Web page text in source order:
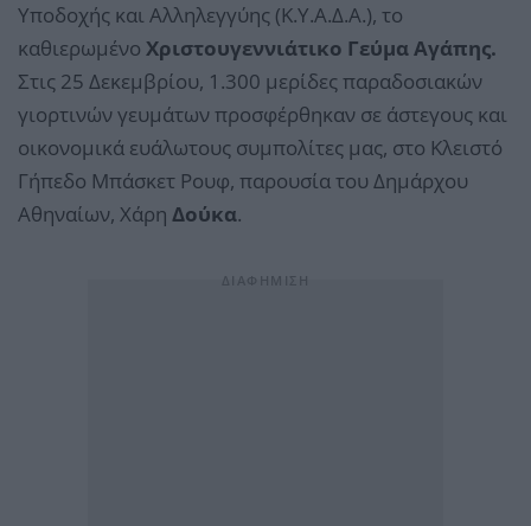
Υποδοχής και Αλληλεγγύης (Κ.Υ.Α.Δ.Α.), το
καθιερωμένο Χριστουγεννιάτικο Γεύμα Αγάπης.
Στις 25 Δεκεμβρίου, 1.300 μερίδες παραδοσιακών
γιορτινών γευμάτων προσφέρθηκαν σε άστεγους και
οικονομικά ευάλωτους συμπολίτες μας, στο Κλειστό
Γήπεδο Μπάσκετ Ρουφ, παρουσία του Δημάρχου
Αθηναίων, Χάρη Δούκα.